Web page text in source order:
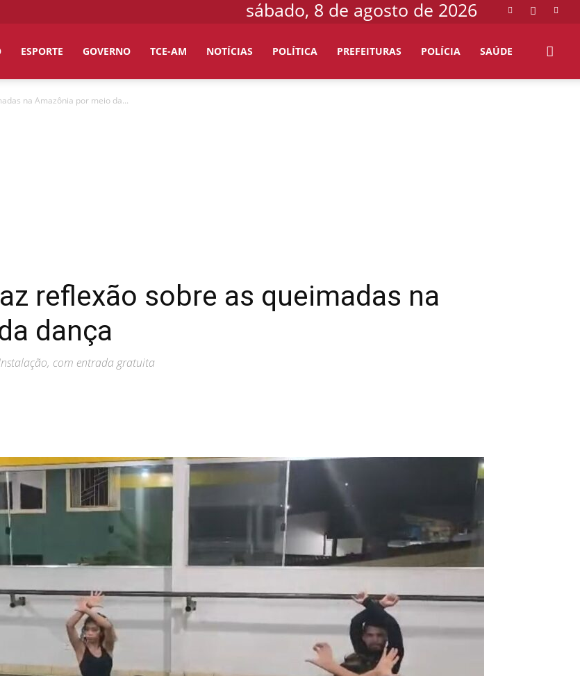
sábado, 8 de agosto de 2026
ESPORTE GOVERNO TCE-AM NOTÍCIAS POLÍTICA PREFEITURAS POLÍCIA SAÚDE
na Amazônia por meio da...
reflexão sobre as queimadas na
dança
com entrada gratuita